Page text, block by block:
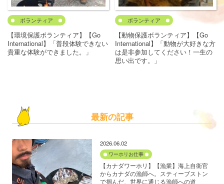
ボランティア
【環境保護ボランティア】【Go
International】「普段体験できない
貴重な体験ができました。」
ボランティア
【動物保護ボランティア】【Go
International】「動物が大好きな方
は是非参加してください！一生の
思い出です。」
最新の記事
2026.06.02
ワーホリお仕事
【カナダワーホリ】【漁業】海上自衛官
からカナダの漁師へ。スティーブストン
で掴んだ、世界に通じる漁師への道